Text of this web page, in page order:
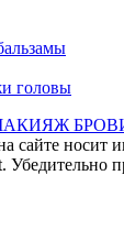
головы
сайте
Убедительно